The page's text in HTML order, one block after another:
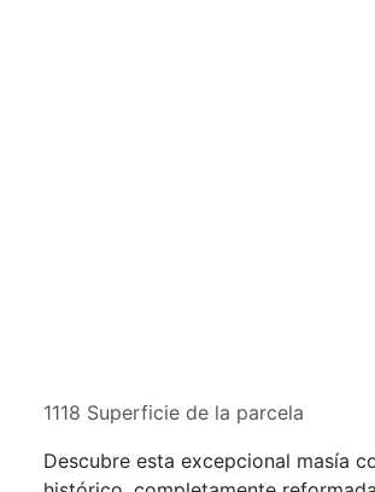
1118 Superficie de la parcela
Descubre esta excepcional masía